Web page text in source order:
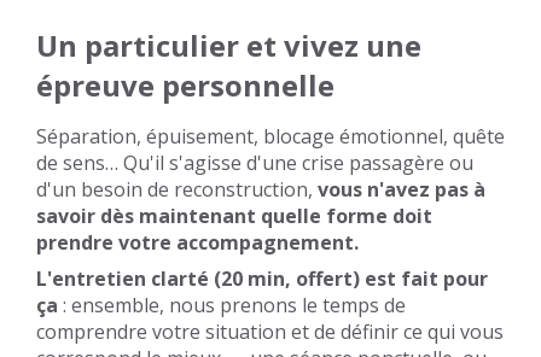
Un particulier et vivez une
épreuve personnelle
Séparation, épuisement, blocage émotionnel, quête
de sens… Qu'il s'agisse d'une crise passagère ou
d'un besoin de reconstruction, vous n'avez pas à
savoir dès maintenant quelle forme doit
prendre votre accompagnement.
L'entretien clarté (20 min, offert) est fait pour
ça : ensemble, nous prenons le temps de
comprendre votre situation et de définir ce qui vous